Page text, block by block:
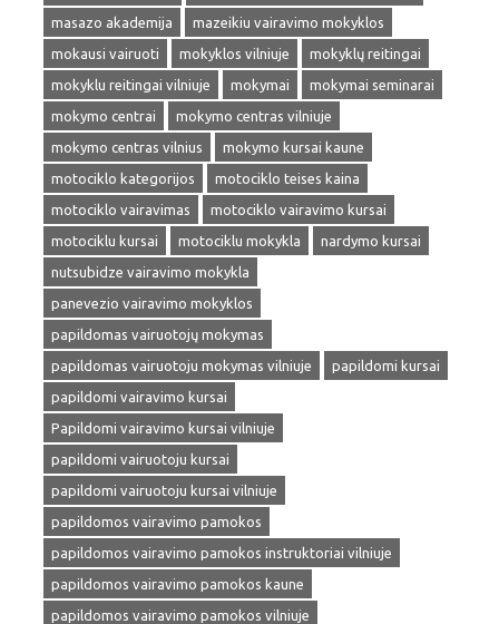
masazo akademija
mazeikiu vairavimo mokyklos
mokausi vairuoti
mokyklos vilniuje
mokyklų reitingai
mokyklu reitingai vilniuje
mokymai
mokymai seminarai
mokymo centrai
mokymo centras vilniuje
mokymo centras vilnius
mokymo kursai kaune
motociklo kategorijos
motociklo teises kaina
motociklo vairavimas
motociklo vairavimo kursai
motociklu kursai
motociklu mokykla
nardymo kursai
nutsubidze vairavimo mokykla
panevezio vairavimo mokyklos
papildomas vairuotojų mokymas
papildomas vairuotoju mokymas vilniuje
papildomi kursai
papildomi vairavimo kursai
Papildomi vairavimo kursai vilniuje
papildomi vairuotoju kursai
papildomi vairuotoju kursai vilniuje
papildomos vairavimo pamokos
papildomos vairavimo pamokos instruktoriai vilniuje
papildomos vairavimo pamokos kaune
papildomos vairavimo pamokos vilniuje